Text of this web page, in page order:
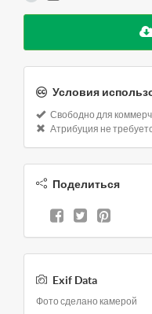
Условия
Свободно для
Атрибуция не
Поделиться
Exif Data
Фото сделано камерой